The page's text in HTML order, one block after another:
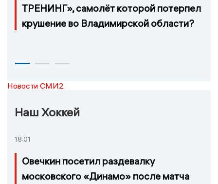
ТРЕНИНГ», самолёт которой потерпел
крушение во Владимирской области?
Новости СМИ2
Наш Хоккей
18:01
Овечкин посетил раздевалку
московского «Динамо» после матча